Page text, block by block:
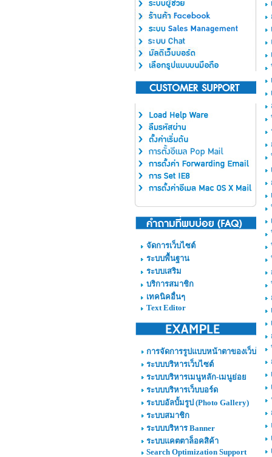
จัดการเว็บไซต์
ระบบพื้นฐาน
ระบบเสริม
บริการสมาชิก
เทคนิคอื่นๆ
Text Editor
การจัดการรูปแบบหน้าตาของเว็บไซต์
ระบบบริหารเว็บไซต์
ระบบบริหารเมนูหลัก-เมนูย่อย
ระบบบริหารเว็บบอร์ด
ระบบอัลบั้มรูป (Photo Gallery)
ระบบสมาชิก
ระบบบริหาร Banner
ระบบแคตตาล็อคสิค้า
Search Optimization Support